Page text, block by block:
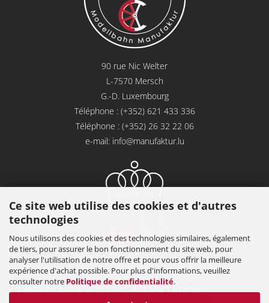
Ce site web utilise des cookies et d'autres
technologies
Nous utilisons des cookies et des technologies similaires, également
de tiers, pour assurer le bon fonctionnement du site web, pour
analyser l'utilisation de notre offre et pour vous offrir la meilleure
expérience d'achat possible. Pour plus d'informations, veuillez
consulter notre Politique de confidentialité.
90 rue Nic Welter
L-7570 Mersch
G.-D. Luxembourg
Téléphone : (+352) 621 433 336
Téléphone : (+352) 26 32 22 06
e-mail: info@manufaktur.lu
EXERCER MON DROIT DE RÉTRACTATION